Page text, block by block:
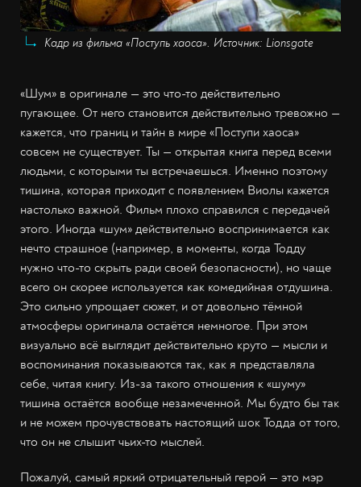
Кадр из фильма «Поступь хаоса». Источник: Lionsgate
«Шум» в оригинале — это что-то действительно
пугающее. От него становится действительно тревожно —
кажется, что границ и тайн в мире «Поступи хаоса»
совсем не существует. Ты — открытая книга перед всеми
людьми, с которыми ты встречаешься. Именно поэтому
тишина, которая приходит с появлением Виолы кажется
настолько важной. Фильм плохо справился с передачей
этого. Иногда «шум» действительно воспринимается как
нечто страшное (например, в моменты, когда Тодду
нужно что-то скрыть ради своей безопасности), но чаще
всего он скорее используется как комедийная отдушина.
Это сильно упрощает сюжет, и от довольно тёмной
атмосферы оригинала остаётся немногое. При этом
визуально всё выглядит действительно круто — мысли и
воспоминания показываются так, как я представляла
себе, читая книгу. Из-за такого отношения к «шуму»
тишина остаётся вообще незамеченной. Мы будто бы так
и не можем прочувствовать настоящий шок Тодда от того,
что он не слышит чьих-то мыслей.
Пожалуй, самый яркий отрицательный герой — это мэр